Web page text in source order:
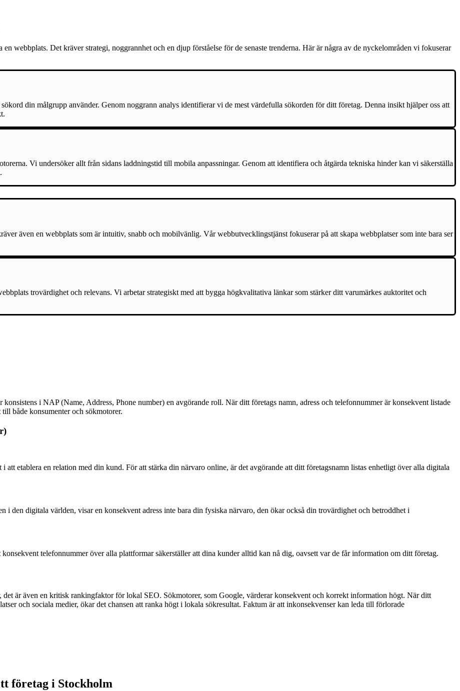
webbplats. Det kräver strategi, noggrannhet och en djup förståelse för de senaste trenderna. Här är några av de nyckelområden vi fokuserar
din målgrupp använder. Genom noggrann analys identifierar vi de mest värdefulla sökorden för ditt företag. Denna insikt hjälper oss att
Vi undersöker allt från sidans laddningstid till mobila anpassningar. Genom att identifiera och åtgärda tekniska hinder kan vi säkerställa
även en webbplats som är intuitiv, snabb och mobilvänlig. Vår webbutvecklingstjänst fokuserar på att skapa webbplatser som inte bara ser
trovärdighet och relevans. Vi arbetar strategiskt med att bygga högkvalitativa länkar som stärker ditt varumärkes auktoritet och
i NAP (Name, Address, Phone number) en avgörande roll. När ditt företags namn, adress och telefonnummer är konsekvent listade
både konsumenter och sökmotorer.
att etablera en relation med din kund. För att stärka din närvaro online, är det avgörande att ditt företagsnamn listas enhetligt över alla digitala
i den digitala världen, visar en konsekvent adress inte bara din fysiska närvaro, den ökar också din trovärdighet och betroddhet i
telefonnummer över alla plattformar säkerställer att dina kunder alltid kan nå dig, oavsett var de får information om ditt företag.
är även en kritisk rankingfaktor för lokal SEO. Sökmotorer, som Google, värderar konsekvent och korrekt information högt. När ditt
och sociala medier, ökar det chansen att ranka högt i lokala sökresultat. Faktum är att inkonsekvenser kan leda till förlorade
företag i Stockholm